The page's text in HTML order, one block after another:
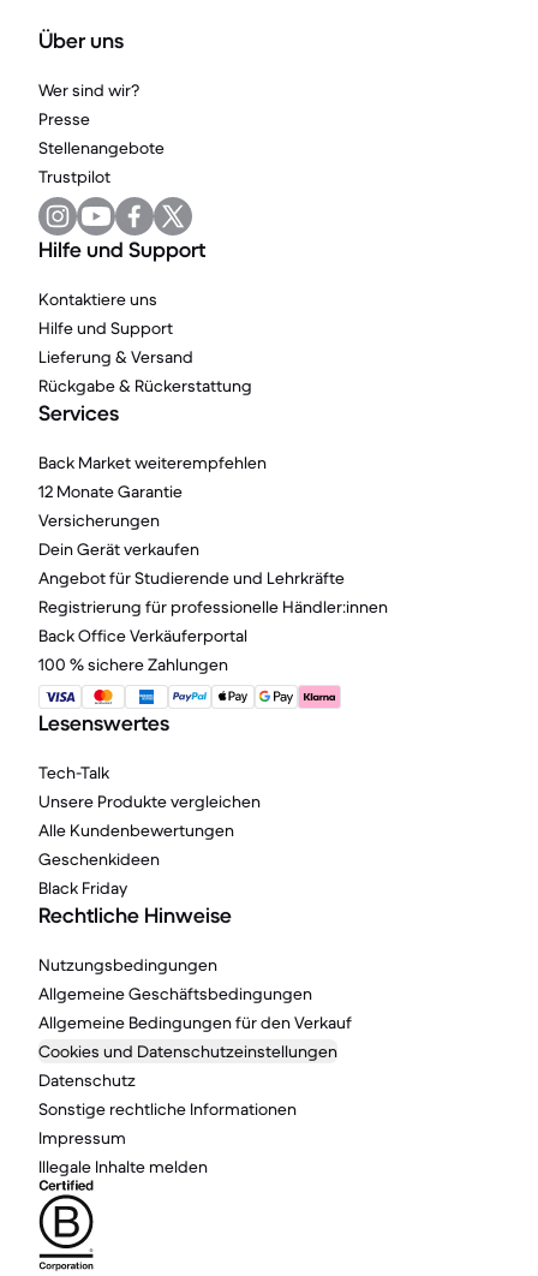
Über uns
Wer sind wir?
Presse
Stellenangebote
Trustpilot
Hilfe und Support
Kontaktiere uns
Hilfe und Support
Lieferung & Versand
Rückgabe & Rückerstattung
Services
Back Market weiterempfehlen
12 Monate Garantie
Versicherungen
Dein Gerät verkaufen
Angebot für Studierende und Lehrkräfte
Registrierung für professionelle Händler:innen
Back Office Verkäuferportal
100 % sichere Zahlungen
Lesenswertes
Tech-Talk
Unsere Produkte vergleichen
Alle Kundenbewertungen
Geschenkideen
Black Friday
Rechtliche Hinweise
Nutzungsbedingungen
Allgemeine Geschäftsbedingungen
Allgemeine Bedingungen für den Verkauf
Cookies und Datenschutzeinstellungen
Datenschutz
Sonstige rechtliche Informationen
Impressum
Illegale Inhalte melden